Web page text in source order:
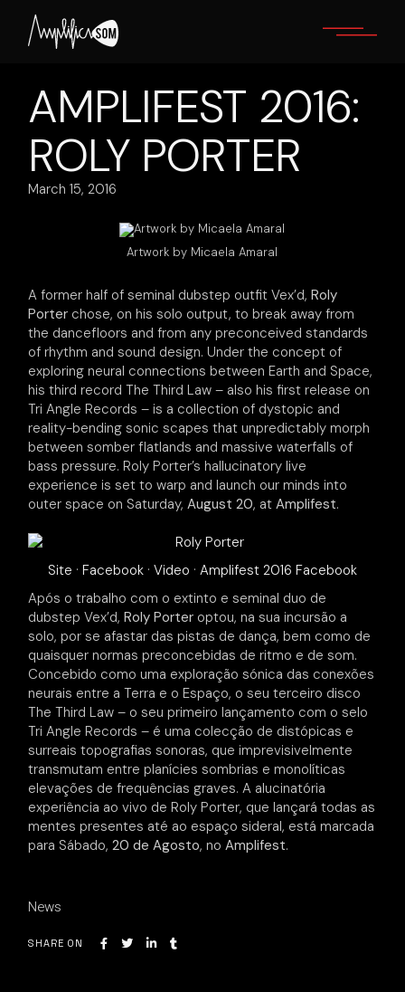
content
AMPLIFEST 2016:
ROLY PORTER
March 15, 2016
Artwork by Micaela Amaral
A former half of seminal dubstep outfit Vex’d,Roly
Porter chose, on his solo output, to break away from
the dancefloors and from any preconceived standards
of rhythm and sound design. Under the concept of
exploring neural connections between Earth and Space,
his third record The Third Law – also his first release on
Tri Angle Records – is a collection of dystopic and
reality-bending sonic scapes that unpredictably morph
between somber flatlands and massive waterfalls of
bass pressure. Roly Porter’s hallucinatory live
experience is set to warp and launch our minds into
outer space on Saturday,August 20, atAmplifest.
Site · Facebook· Video · Amplifest 2016 Facebook
Após o trabalho com o extinto e seminal duo de
dubstep Vex’d,Roly Porter optou, na sua incursão a
solo, por se afastar das pistas de dança, bem como de
quaisquer normas preconcebidas de ritmo e de som.
Concebido como uma exploração sónica das conexões
neurais entre a Terra e o Espaço, o seu terceiro disco
The Third Law – o seu primeiro lançamento com o selo
Tri Angle Records – é uma colecção de distópicas e
surreais topografias sonoras, que imprevisivelmente
transmutam entre planícies sombrias e monolíticas
elevações de frequências graves. A alucinatória
experiência ao vivo de Roly Porter, que lançará todas as
mentes presentes até ao espaço sideral, está marcada
para Sábado,20 de Agosto, noAmplifest.
News
SHARE ON